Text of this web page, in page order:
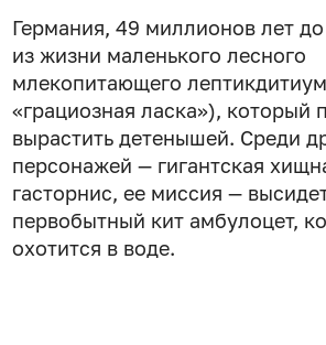
Германия, 49 миллионов лет
из жизни маленького лесного
млекопитающего
«грациозная ласка»), который
вырастить детенышей. Среди
персонажей — гигантская
гасторнис, ее миссия —
первобытный кит амбулоцет,
охотится в воде.